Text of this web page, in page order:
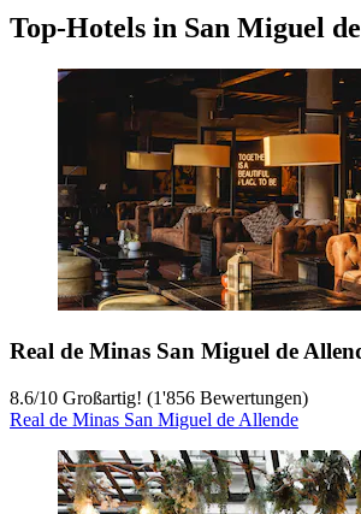
Top-Hotels in San Miguel
Real de Minas San Miguel de
8.6/10 Großartig! (1'856 Bewertungen)
Real de Minas San Miguel de Allende